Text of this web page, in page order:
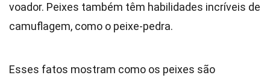
voador. Peixes também têm habilidades incríveis de
camuflagem, como o peixe-pedra.
Esses fatos mostram como os peixes são